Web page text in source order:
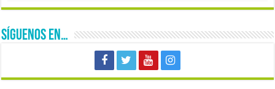
SÍGUENOS EN…